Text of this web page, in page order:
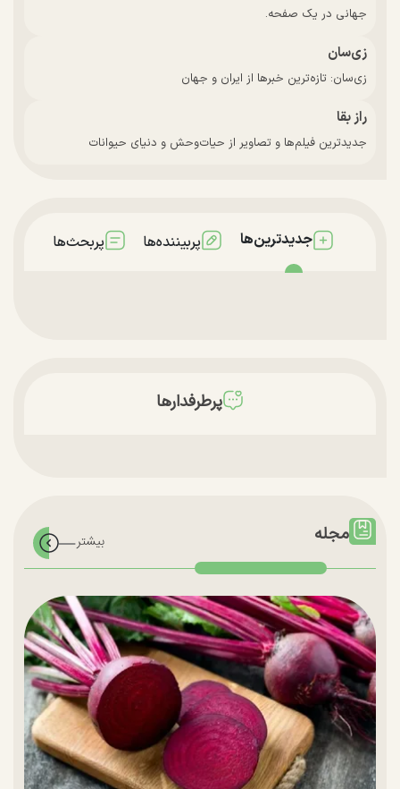
جهانی در یک صفحه.
زی‌سان
زی‌سان: تازه‌ترین خبرها از ایران و جهان
راز بقا
جدیدترین فیلم‌ها و تصاویر از حیات‌وحش و دنیای حیوانات
جدیدترین‌ها پربیننده‌ها پربحث‌ها
پرطرفدارها
مجله